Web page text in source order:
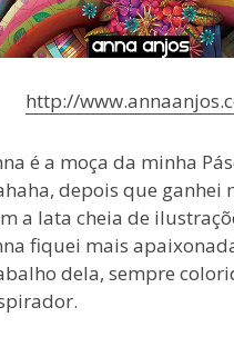
http://
é a moça da minha
depois que ganhei
a lata cheia de
fiquei mais
dela, sempre